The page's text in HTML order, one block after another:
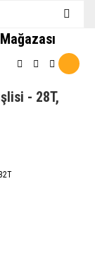
- 28T,